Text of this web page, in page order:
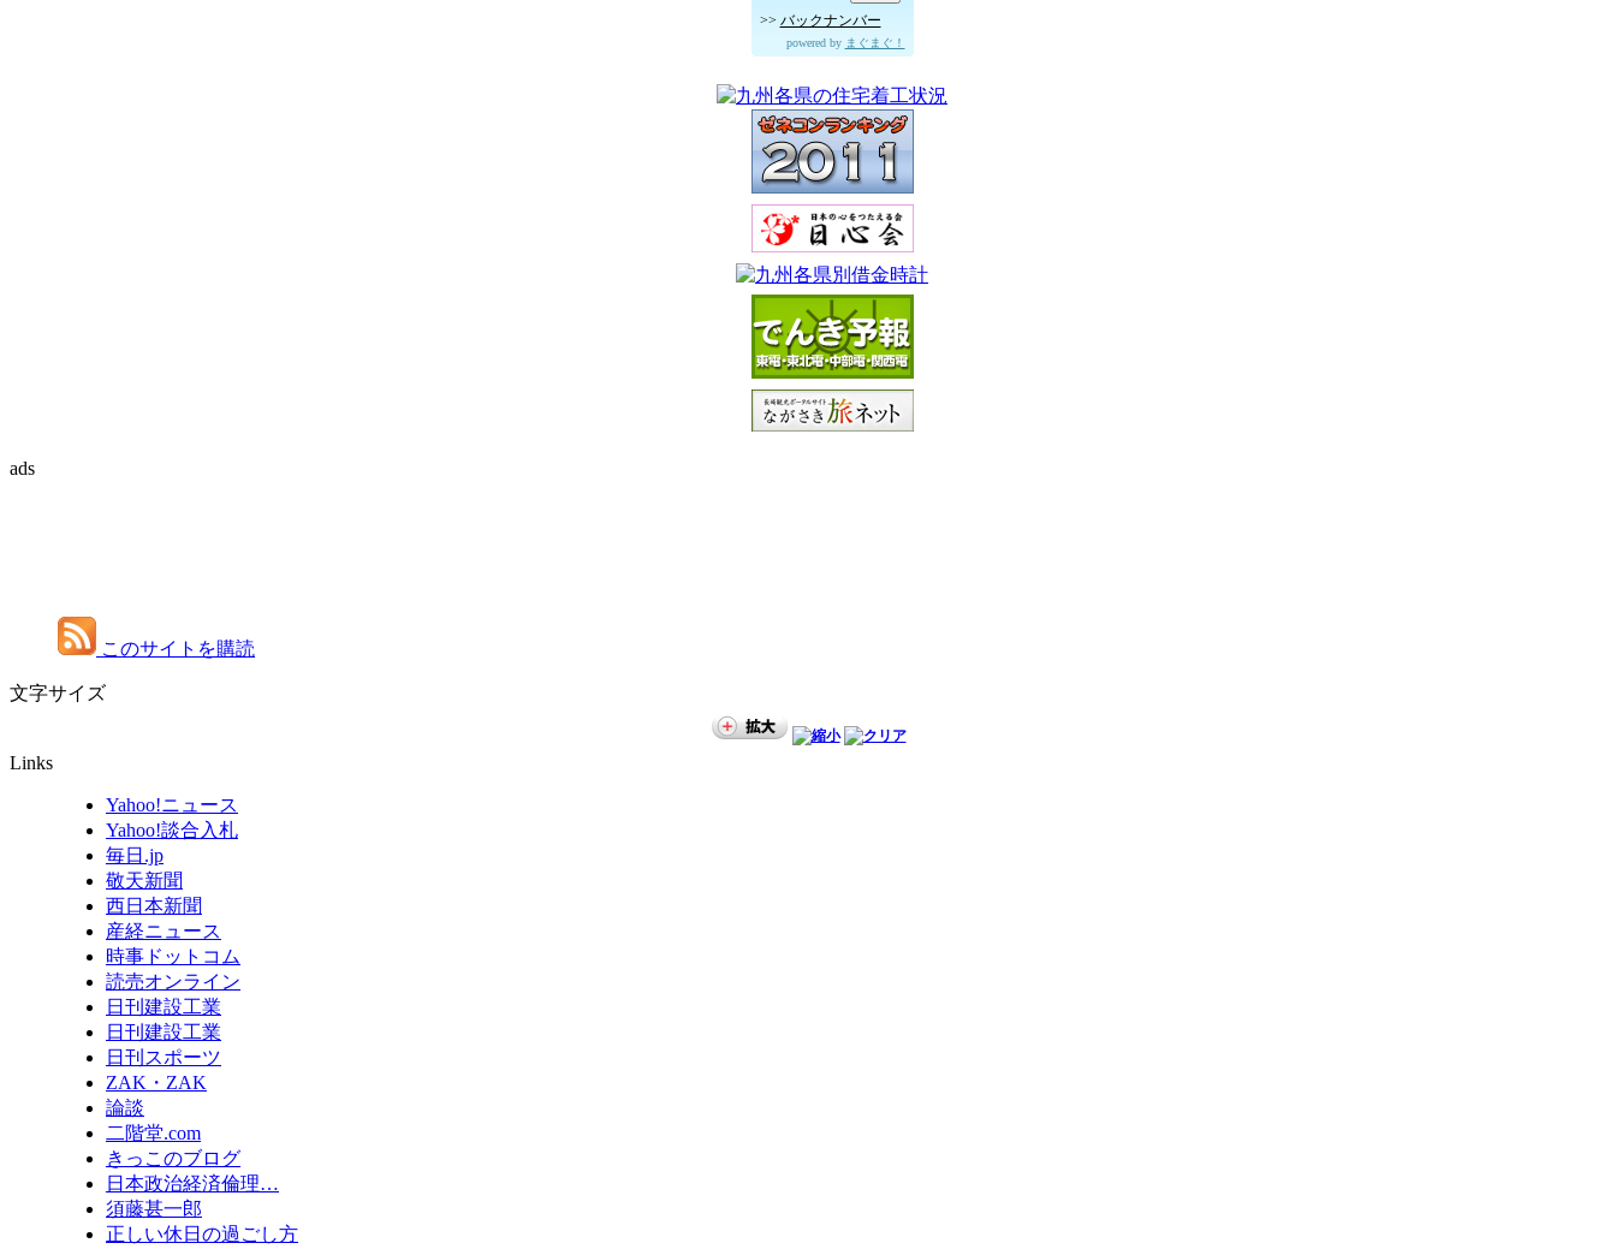
>> バックナンバー
powered by まぐまぐ！
ads
このサイトを購読
文字サイズ
Links
Yahoo!ニュース
Yahoo!談合入札
毎日.jp
敬天新聞
西日本新聞
産経ニュース
時事ドットコム
読売オンライン
日刊建設工業
日刊建設工業
日刊スポーツ
ZAK・ZAK
論談
二階堂.com
きっこのブログ
日本政治経済倫理…
須藤甚一郎
正しい休日の過ごし方